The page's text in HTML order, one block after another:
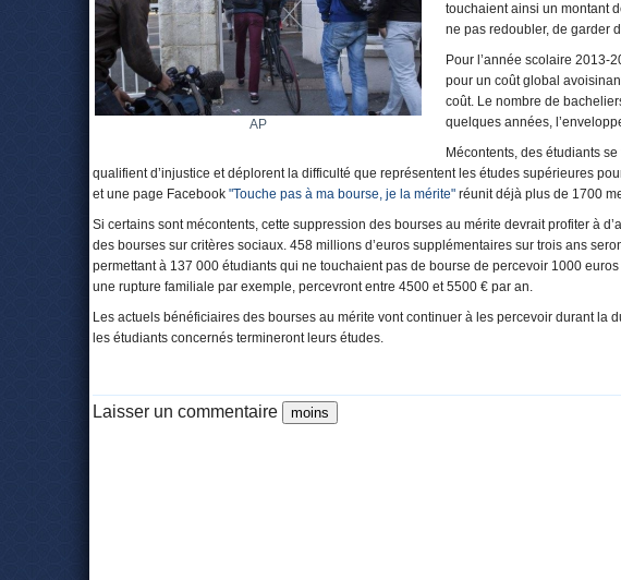
AP
touchaient ainsi un montant
ne pas redoubler, de garder
Pour l’année scolaire 2013-
pour un coût global
coût. Le nombre de
quelques années,
Mécontents, des étudiants
qualifient d’injustice et déplorent la difficulté que représentent les études supérieures
et une page Facebook "Touche pas à ma bourse, je la mérite" réunit déjà plus de 1700
Si certains sont mécontents, cette suppression des bourses au mérite devrait profiter à
des bourses sur critères sociaux. 458 millions d’euros supplémentaires sur trois ans
permettant à 137 000 étudiants qui ne touchaient pas de bourse de percevoir 1000
une rupture familiale par exemple, percevront entre 4500 et 5500 € par an.
Les actuels bénéficiaires des bourses au mérite vont continuer à les percevoir durant la
les étudiants concernés termineront leurs études.
Laisser un commentaire